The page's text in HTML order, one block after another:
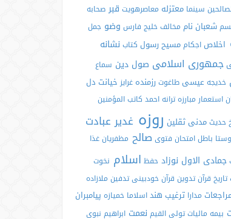
سینما معتزله معاصرهویت قبر صحابه
شعبان نام مخالفخلیج فارس وضو جمل
اخلاص اجکاممسیحرسول کتاب نشانه
جمهوری اسلامی صول دین سماع
خدیجه عیسیطاغوترزمنده غرایز خیانت دل
استعمار مبارزهترانهاحمد کاتبالمؤمنین
حدیثمدنیثقلین روزه غدیرعبادت
باطلامتحان فتوی صالح مظفریانغذا
جمادی الاول نوزاد حفظ اسلام نخوت
تاریخ قرآنتدوین قرآنخودبینیتدفین ملازاده
مدارا ترغیب هنداسلاما خمیازه پیامبران
بیمه مالیاتتولیالقیم نعمت ابراهیم نبوی